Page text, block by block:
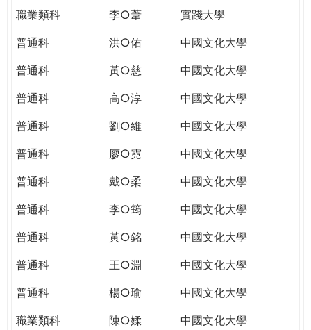
職業類科
李○葦
實踐大學
普通科
洪○佑
中國文化大學
普通科
黃○慈
中國文化大學
普通科
高○淳
中國文化大學
普通科
劉○維
中國文化大學
普通科
廖○霓
中國文化大學
普通科
戴○柔
中國文化大學
普通科
李○筠
中國文化大學
普通科
黃○銘
中國文化大學
普通科
王○淵
中國文化大學
普通科
楊○瑜
中國文化大學
職業類科
陳○媃
中國文化大學